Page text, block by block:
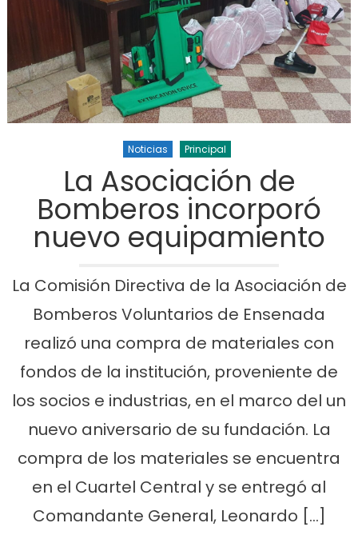
Noticias Principal
La Asociación de
Bomberos incorporó
nuevo equipamiento
La Comisión Directiva de la Asociación de
Bomberos Voluntarios de Ensenada
realizó una compra de materiales con
fondos de la institución, proveniente de
los socios e industrias, en el marco del un
nuevo aniversario de su fundación. La
compra de los materiales se encuentra
en el Cuartel Central y se entregó al
Comandante General, Leonardo […]